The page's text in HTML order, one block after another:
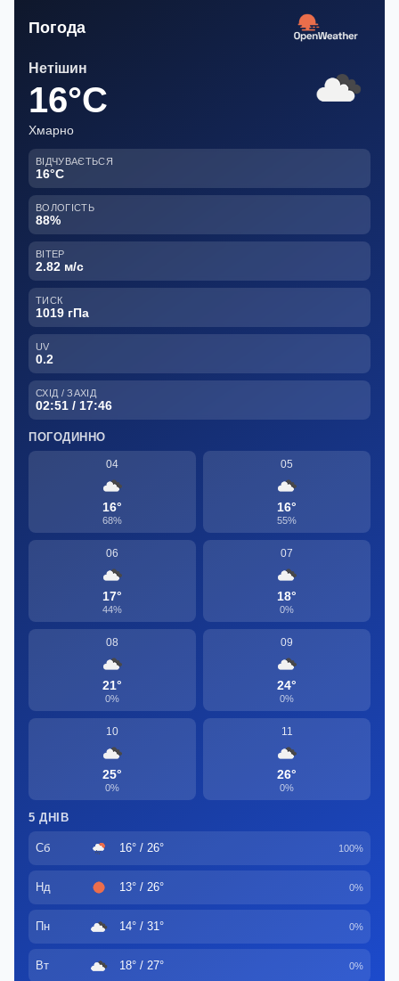
Погода
Нетішин
16°C
Хмарно
ВІДЧУВАЄТЬСЯ
16°C
ВОЛОГІСТЬ
88%
ВІТЕР
2.82 м/с
ТИСК
1019 гПа
UV
0.2
СХІД / ЗАХІД
02:51 / 17:46
ПОГОДИННО
04
16°
68%
05
16°
55%
06
17°
44%
07
18°
0%
08
21°
0%
09
24°
0%
10
25°
0%
11
26°
0%
5 ДНІВ
Сб 16° / 26° 100%
Нд 13° / 26° 0%
Пн 14° / 31° 0%
Вт 18° / 27° 0%